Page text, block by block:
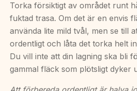
Torka försiktigt av området runt
fuktad trasa. Om det är en envis
använda lite mild tvål, men se till
ordentligt och låta det torka helt
Du vill inte att din lagning ska bli
gammal fläck som plötsligt dyker